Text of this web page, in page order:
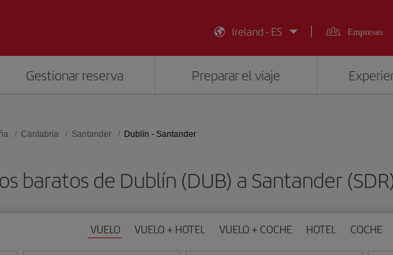
Ireland - ES
Empresas
Gestionar reserva Preparar el viaje
Cantabria Santander Dublín - Santander
baratos de Dublín (DUB) a Santander
VUELO VUELO + HOTEL VUELO + COCHE HOTEL COCHE